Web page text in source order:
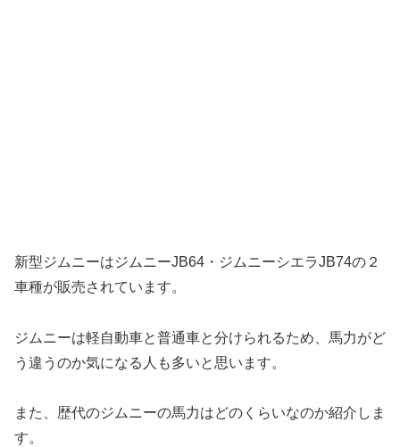
新型ジムニーはジムニーJB64・ジムニーシエラJB74の２
車種が販売されています。
ジムニーは軽自動車と普通車と分けられるため、馬力がど
う違うのか気になる人も多いと思います。
また、歴代のジムニーの馬力はどのくらいなのか紹介しま
す。